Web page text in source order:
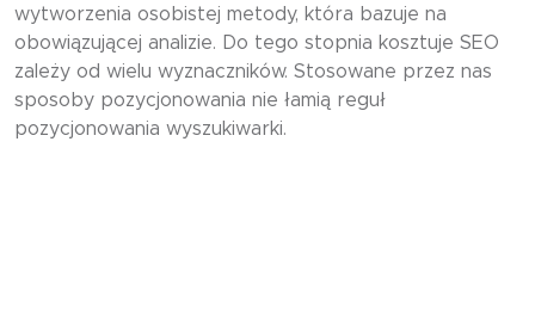
wytworzenia osobistej metody, która bazuje na
obowiązującej analizie. Do tego stopnia kosztuje SEO
zależy od wielu wyznaczników. Stosowane przez nas
sposoby pozycjonowania nie łamią reguł
pozycjonowania wyszukiwarki.